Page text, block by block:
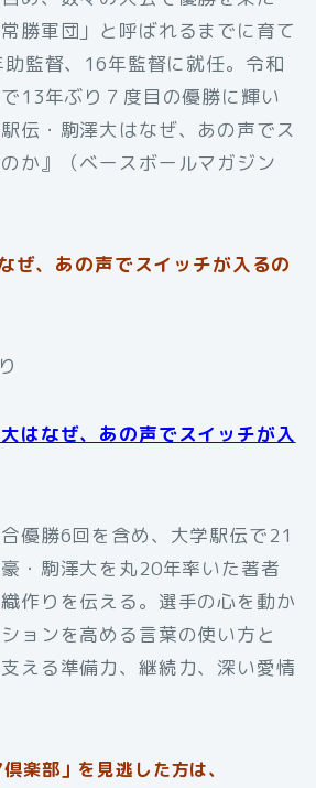
勝軍団」と呼ばれるまでに育て
助監督、16年監督に就任。令和
13年ぶり７度目の優勝に輝い
伝・駒澤大はなぜ、あの声でス
か』（ベースボールマガジン
ぜ、あの声でスイッチが入るの
大はなぜ、あの声でスイッチが入
優勝6回を含め、大学駅伝で21
・駒澤大を丸20年率いた著者
作りを伝える。選手の心を動か
ョンを高める言葉の使い方と
える準備力、継続力、深い愛情
倶楽部」を見逃した方は、